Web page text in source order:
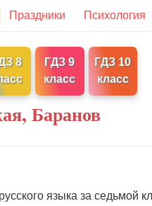
Праздники Психология
8
ГДЗ 9
класс
ГДЗ 10
класс
Баранов
языка за седьмой